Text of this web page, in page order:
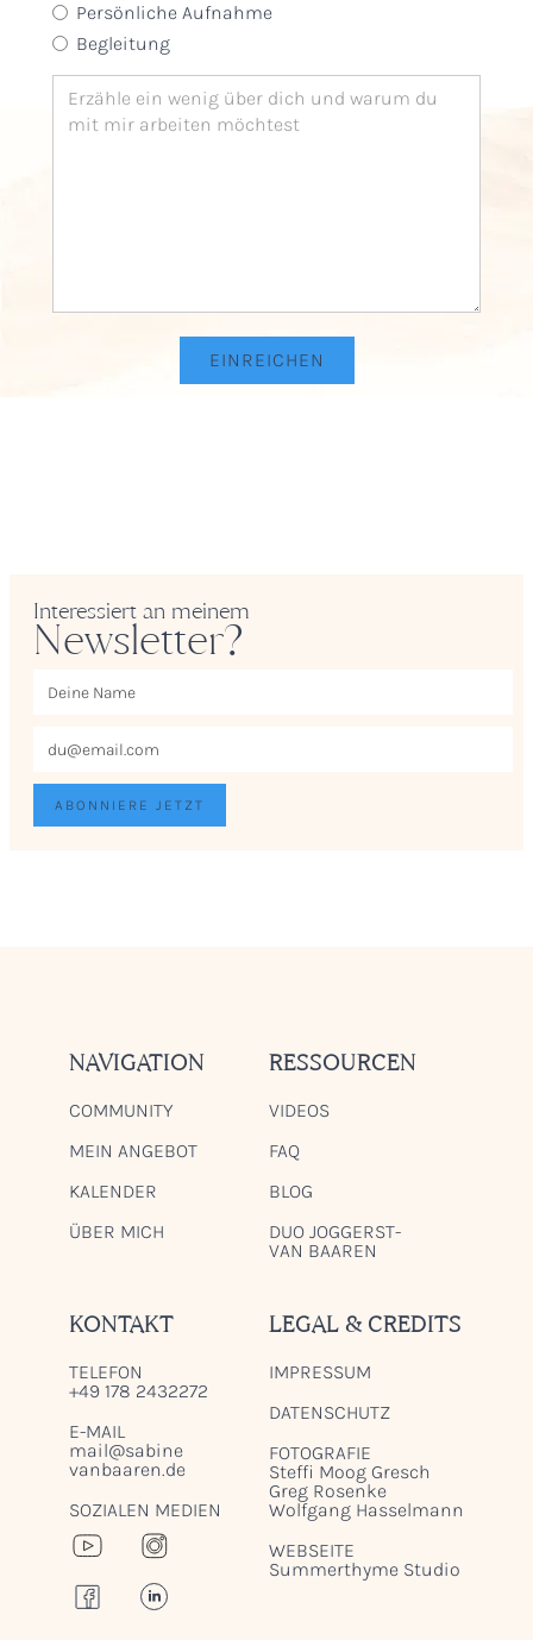
Persönliche Aufnahme
Begleitung
Interessiert an meinem
Newsletter?
NAVIGATION
COMMUNITY
MEIN ANGEBOT
KALENDER
ÜBER MICH
RESSOURCEN
VIDEOS
FAQ
BLOG
DUO JOGGERST-
VAN BAAREN
KONTAKT
TELEFON
+49 178 2432272
E-MAIL
mail@sabine
vanbaaren.de
SOZIALEN MEDIEN
LEGAL & CREDITS
IMPRESSUM
DATENSCHUTZ
FOTOGRAFIE
Steffi Moog Gresch
Greg Rosenke
Wolfgang Hasselmann
WEBSEITE
Summerthyme Studio